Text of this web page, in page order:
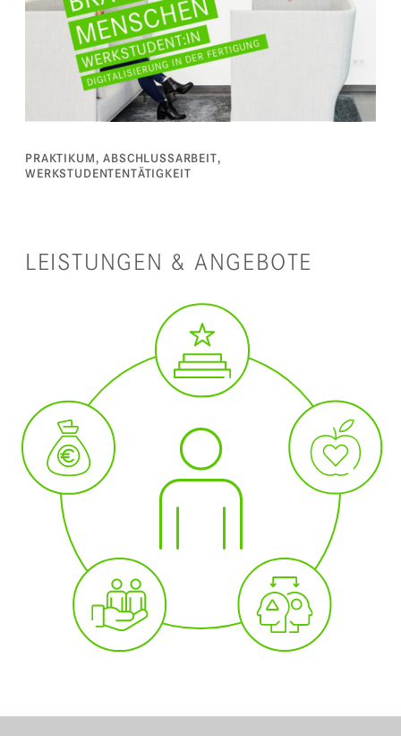
PRAKTIKUM, ABSCHLUSSARBEIT,
WERKSTUDENTENTÄTIGKEIT
LEISTUNGEN & ANGEBOTE